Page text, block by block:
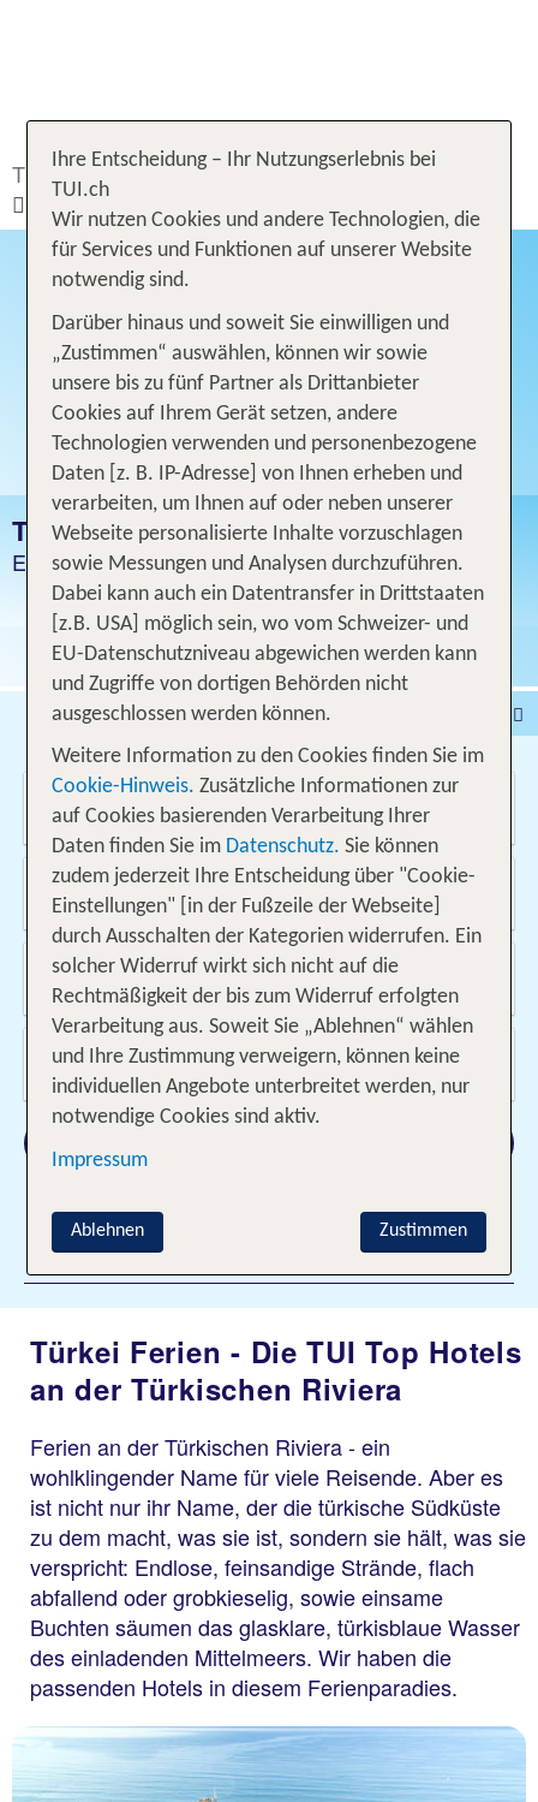
TUI.ch Ferien buchen Ferien
Türkei
Türkische Riviera
TÜRKISCHE RIVIERA
Endlose Sandstrände
Pauschalferien
Städtereisen
% DEALS
Ferienhaus
Kreuzfahrten
Fahrzeuge Ausflüge
Wo soll es hin gehen?
Von wo?
Schweiz
Wann & wie lange?
10.08.2026 - 25.05.2027, 1 Woche
Wer reist mit?
2 Erwachsene
Filter hinzufügen
Türkei Ferien - Die TUI Top Hotels
an der Türkischen Riviera
Ferien an der Türkischen Riviera - ein
wohlklingender Name für viele Reisende. Aber es
ist nicht nur ihr Name, der die türkische Südküste
zu dem macht, was sie ist, sondern sie hält, was sie
verspricht: Endlose, feinsandige Strände, flach
abfallend oder grobkieselig, sowie einsame
Buchten säumen das glasklare, türkisblaue Wasser
des einladenden Mittelmeers. Wir haben die
passenden Hotels in diesem Ferienparadies.
Ihre Entscheidung – Ihr Nutzungserlebnis bei
TUI.ch
Wir nutzen Cookies und andere Technologien, die
für Services und Funktionen auf unserer Website
notwendig sind.
Darüber hinaus und soweit Sie einwilligen und
„Zustimmen“ auswählen, können wir sowie
unsere bis zu fünf Partner als Drittanbieter
Cookies auf Ihrem Gerät setzen, andere
Technologien verwenden und personenbezogene
Daten [z. B. IP-Adresse] von Ihnen erheben und
verarbeiten, um Ihnen auf oder neben unserer
Webseite personalisierte Inhalte vorzuschlagen
sowie Messungen und Analysen durchzuführen.
Dabei kann auch ein Datentransfer in Drittstaaten
[z.B. USA] möglich sein, wo vom Schweizer- und
EU-Datenschutzniveau abgewichen werden kann
und Zugriffe von dortigen Behörden nicht
ausgeschlossen werden können.
Weitere Information zu den Cookies finden Sie im
Cookie-Hinweis. Zusätzliche Informationen zur
auf Cookies basierenden Verarbeitung Ihrer
Daten finden Sie im Datenschutz. Sie können
zudem jederzeit Ihre Entscheidung über "Cookie-
Einstellungen" [in der Fußzeile der Webseite]
durch Ausschalten der Kategorien widerrufen. Ein
solcher Widerruf wirkt sich nicht auf die
Rechtmäßigkeit der bis zum Widerruf erfolgten
Verarbeitung aus. Soweit Sie „Ablehnen“ wählen
und Ihre Zustimmung verweigern, können keine
individuellen Angebote unterbreitet werden, nur
notwendige Cookies sind aktiv.
Impressum
Zustimmen
Ablehnen